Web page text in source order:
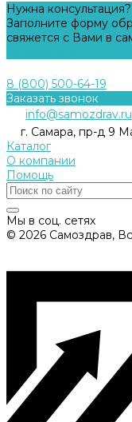
Нужна консультация?
Заполните форму
свяжется с Вами в
8 (800) 500-64-19
Заказать звонок
info@samozdrav.ru
г. Самара, пр-д 9
Каталог
О компании
Помощь
Мы в соц. сетях
© 2026 Самоздрав,